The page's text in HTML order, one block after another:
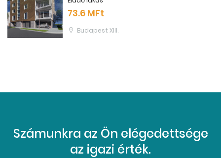
73.6 MFt
Budapest XIII.
Számunkra az Ön elégedettsége
az igazi érték.